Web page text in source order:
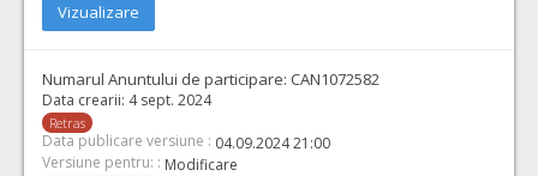
Vizualizare
Numarul Anuntului de participare: CAN1072582
Data crearii: 4 sept. 2024
Retras
Data publicare versiune : 04.09.2024 21:00
Versiune pentru: : Modificare